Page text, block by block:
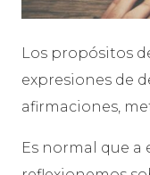
Los propósitos
expresiones de
afirmaciones,
Es normal que a